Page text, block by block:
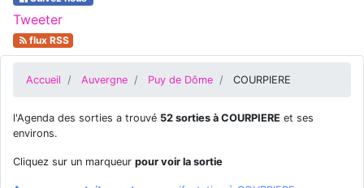
Tweeter
flux RSS
Accueil Auvergne Puy de Dôme COURPIERE
l'Agenda des sorties a trouvé 52 sorties à COURPIERE et ses
environs.
Cliquez sur un marqueur pour voir la sortie